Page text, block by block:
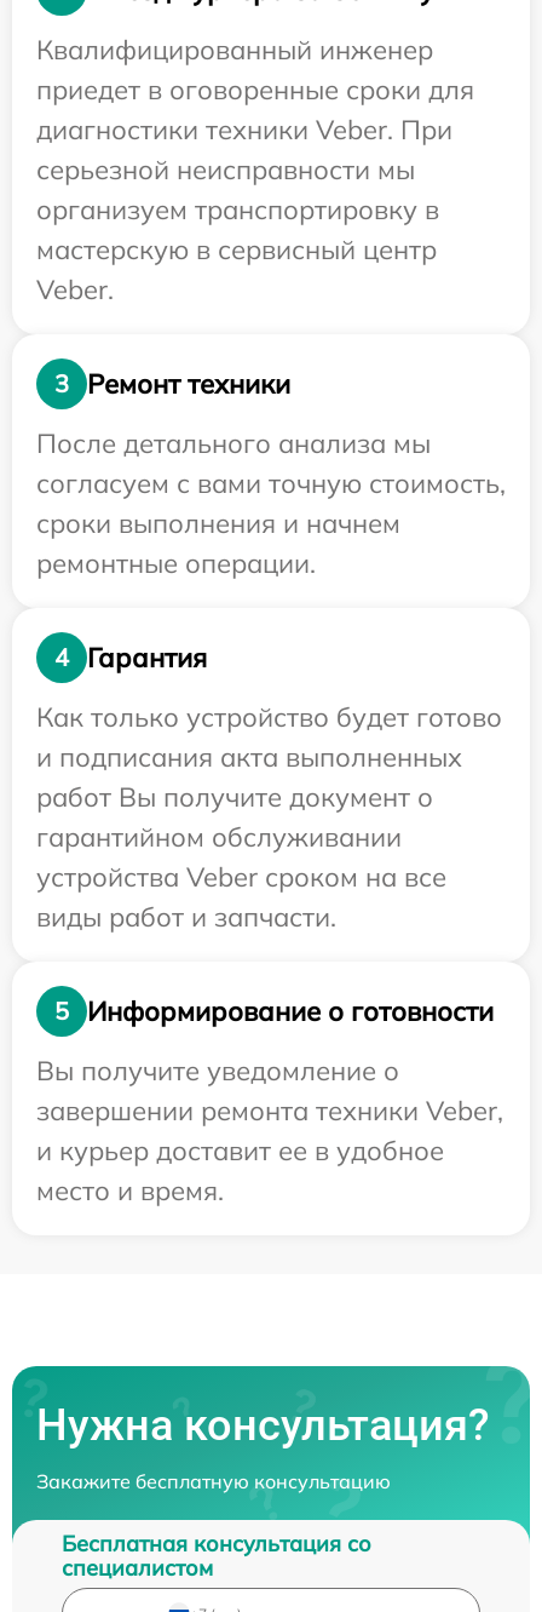
Квалифицированный инженер
приедет в оговоренные сроки для
диагностики техники Veber. При
серьезной неисправности мы
организуем транспортировку в
мастерскую в сервисный центр
Veber.
3
Ремонт техники
После детального анализа мы
согласуем с вами точную стоимость,
сроки выполнения и начнем
ремонтные операции.
4
Гарантия
Как только устройство будет готово
и подписания акта выполненных
работ Вы получите документ о
гарантийном обслуживании
устройства Veber сроком на все
виды работ и запчасти.
5
Информирование о готовности
Вы получите уведомление о
завершении ремонта техники Veber,
и курьер доставит ее в удобное
место и время.
Нужна консультация?
Закажите бесплатную консультацию
Бесплатная консультация со
специалистом